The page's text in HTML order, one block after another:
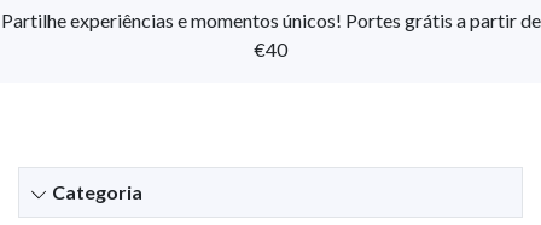
Partilhe experiências e momentos únicos! Portes grátis a partir de
€40
Categoria